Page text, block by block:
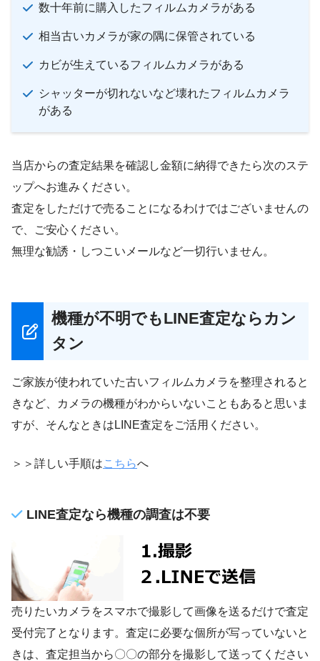
数十年前に購入したフィルムカメラがある
相当古いカメラが家の隅に保管されている
カビが生えているフィルムカメラがある
シャッターが切れないなど壊れたフィルムカメラ
がある
当店からの査定結果を確認し金額に納得できたら次のステ
ップへお進みください。
査定をしただけで売ることになるわけではございませんの
で、ご安心ください。
無理な勧誘・しつこいメールなど一切行いません。
機種が不明でもLINE査定ならカン
タン
ご家族が使われていた古いフィルムカメラを整理されると
きなど、カメラの機種がわからいないこともあると思いま
すが、そんなときはLINE査定をご活用ください。
＞＞詳しい手順はこちらへ
LINE査定なら機種の調査は不要
売りたいカメラをスマホで撮影して画像を送るだけで査定
受付完了となります。査定に必要な個所が写っていないと
きは、査定担当から〇〇の部分を撮影して送ってください